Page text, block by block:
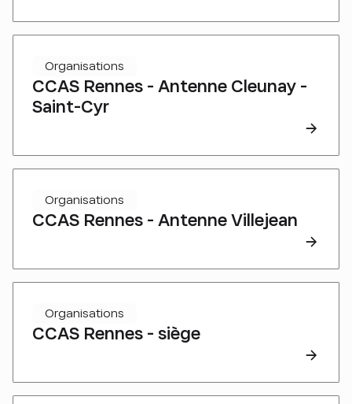
CCAS Rennes - Antenne Cleunay -
Saint-Cyr
Organisations
CCAS Rennes - Antenne Villejean
Organisations
CCAS Rennes - siège
Organisations